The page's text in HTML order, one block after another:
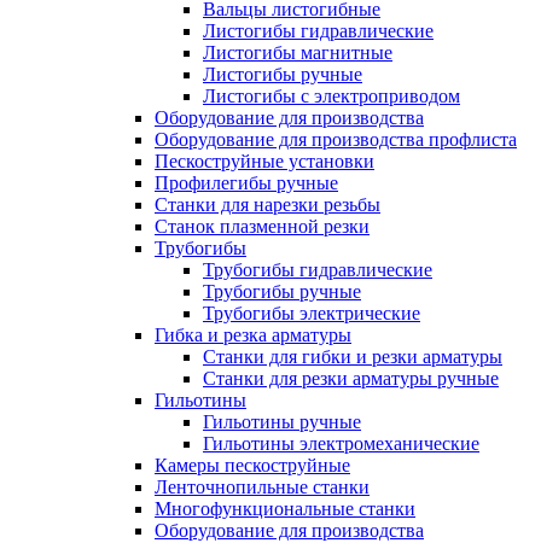
Вальцы листогибные
Листогибы гидравлические
Листогибы магнитные
Листогибы ручные
Листогибы с электроприводом
Оборудование для производства
Оборудование для производства профлиста
Пескоструйные установки
Профилегибы ручные
Станки для нарезки резьбы
Станок плазменной резки
Трубогибы
Трубогибы гидравлические
Трубогибы ручные
Трубогибы электрические
Гибка и резка арматуры
Станки для гибки и резки арматуры
Станки для резки арматуры ручные
Гильотины
Гильотины ручные
Гильотины электромеханические
Камеры пескоструйные
Ленточнопильные станки
Многофункциональные станки
Оборудование для производства